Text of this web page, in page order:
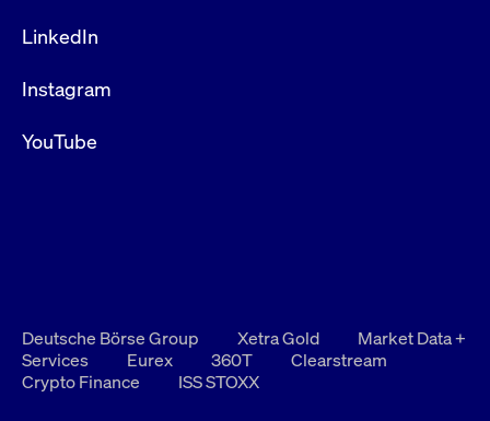
LinkedIn
Instagram
YouTube
Deutsche Börse Group Xetra Gold
Market Data +
Services
Eurex 360T
Clearstream
Crypto Finance
ISS STOXX